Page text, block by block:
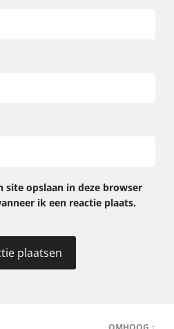
site opslaan in deze browser
ik een reactie plaats.